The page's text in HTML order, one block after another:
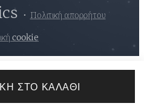
ΣΤΟ ΚΑΛΆΘΙ
Πολιτική απορρήτου
cookie